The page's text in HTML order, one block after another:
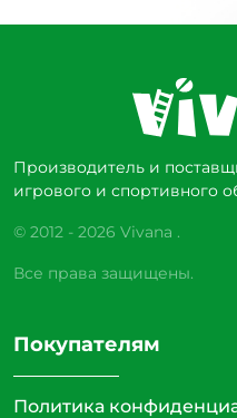
Производитель и
игрового и спортивного
© 2012 - 2026 Vivana .
Все права защищены.
Покупателям
Политика